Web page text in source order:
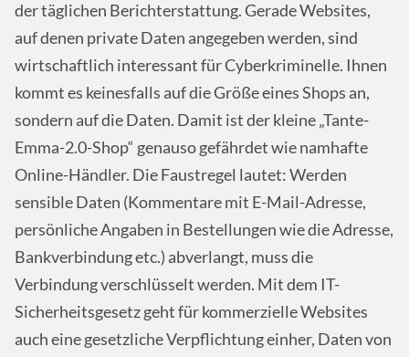
der täglichen Berichterstattung. Gerade Websites,
auf denen private Daten angegeben werden, sind
wirtschaftlich interessant für Cyberkriminelle. Ihnen
kommt es keinesfalls auf die Größe eines Shops an,
sondern auf die Daten. Damit ist der kleine „Tante-
Emma-2.0-Shop“ genauso gefährdet wie namhafte
Online-Händler. Die Faustregel lautet: Werden
sensible Daten (Kommentare mit E-Mail-Adresse,
persönliche Angaben in Bestellungen wie die Adresse,
Bankverbindung etc.) abverlangt, muss die
Verbindung verschlüsselt werden. Mit dem IT-
Sicherheitsgesetz geht für kommerzielle Websites
auch eine gesetzliche Verpflichtung einher, Daten von